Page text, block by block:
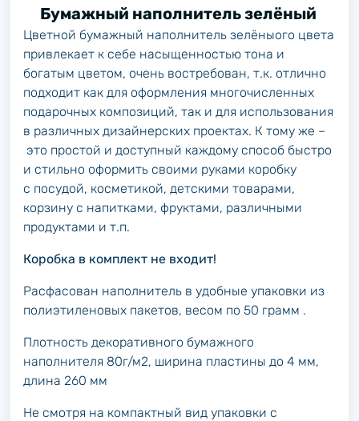
Бумажный наполнитель зелёный
Цветной бумажный наполнитель зелёныого цвета
привлекает к себе насыщенностью тона и
богатым цветом, очень востребован, т.к. отлично
подходит как для оформления многочисленных
подарочных композиций, так и для использования
в различных дизайнерских проектах. К тому же –
это простой и доступный каждому способ быстро
и стильно оформить своими руками коробку
с посудой, косметикой, детскими товарами,
корзину с напитками, фруктами, различными
продуктами и т.п.
Коробка в комплект не входит!
Расфасован наполнитель в удобные упаковки из
полиэтиленовых пакетов, весом по 50 грамм .
Плотность декоративного бумажного
наполнителя 80г/м2, ширина пластины до 4 мм,
длина 260 мм
Не смотря на компактный вид упаковки с